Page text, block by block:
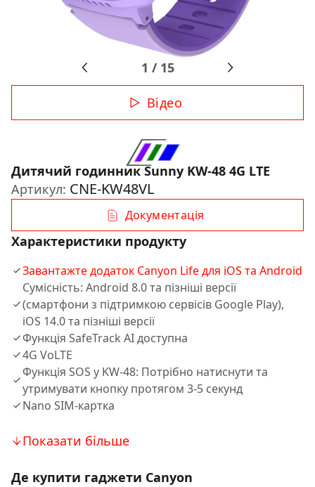
1 / 15
Відео
Дитячий годинник Sunny KW-48 4G LTE
Артикул: CNE-KW48VL
Документація
Характеристики продукту
Завантажте додаток Canyon Life для iOS та Android
Сумісність: Android 8.0 та пізніші версії
(смартфони з підтримкою сервісів Google Play),
iOS 14.0 та пізніші версії
Функція SafeTrack AI доступна
4G VoLTE
Функція SOS у KW-48: Потрібно натиснути та
утримувати кнопку протягом 3-5 секунд
Nano SIM-картка
Показати більше
Де купити гаджети Canyon